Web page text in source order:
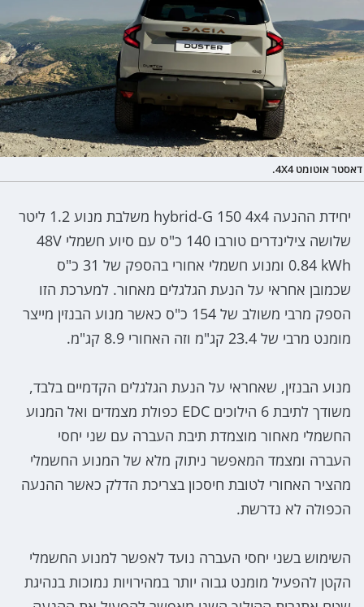
דאסטר אוטומט 4X4.
יחידת ההנעה hybrid-G 150 4x4 משלבת מנוע 1.2 ליטר
שלושה צילינדרים טורבו 140 כ"ס עם סיוע חשמלי 48V
0.84 kWh ומנוע חשמלי אחורי בהספק של 31 כ"ס
שכמובן אחראי על הנעת הגלגלים מאחור. למערכת הזו
הספק מרבי משולב של 154 כ"ס כאשר מנוע הבנזין מייצר
מומנט מרבי של 23.4 קג"מ וזה האחורי 8.9 קג"מ.
מנוע הבנזין, שאחראי על הנעת הגלגלים הקדמיים בלבד,
משודך לתיבת 6 הילוכים EDC כפולת מצמדים ואל המנוע
החשמלי מאחור מוצמדת תיבת העברה עם שני יחסי
העברה ומצמד המאפשר ניתוק מלא של המנוע החשמלי
מהציר האחורי לטובת חיסכון בצריכת הדלק כאשר ההנעה
הכפולה לא נדרשת.
השימוש בשני יחסי העברה נועד לאפשר למנוע החשמלי
הקטן להפעיל מומנט גבוה יותר במהירויות נמוכות בנהיגת